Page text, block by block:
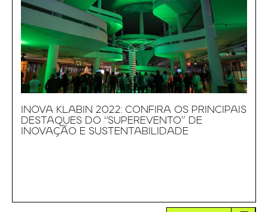
INOVA KLABIN 2022: CONFIRA OS PRINCIPAIS
DESTAQUES DO “SUPEREVENTO” DE
INOVAÇÃO E SUSTENTABILIDADE